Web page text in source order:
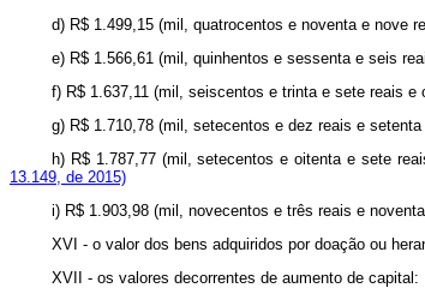
d) R$ 1.499,15 (mil, quatrocentos e noventa e
e) R$ 1.566,61 (mil, quinhentos e sessenta e
f) R$ 1.637,11 (mil, seiscentos e trinta e sete
g) R$ 1.710,78 (mil, setecentos e dez reais e
h) R$ 1.787,77 (mil, setecentos e oitenta e sete
13.149, de 2015)
i) R$ 1.903,98 (mil, novecentos e três reais e
XVI - o valor dos bens adquiridos por doação ou
XVII - os valores decorrentes de aumento de capital: